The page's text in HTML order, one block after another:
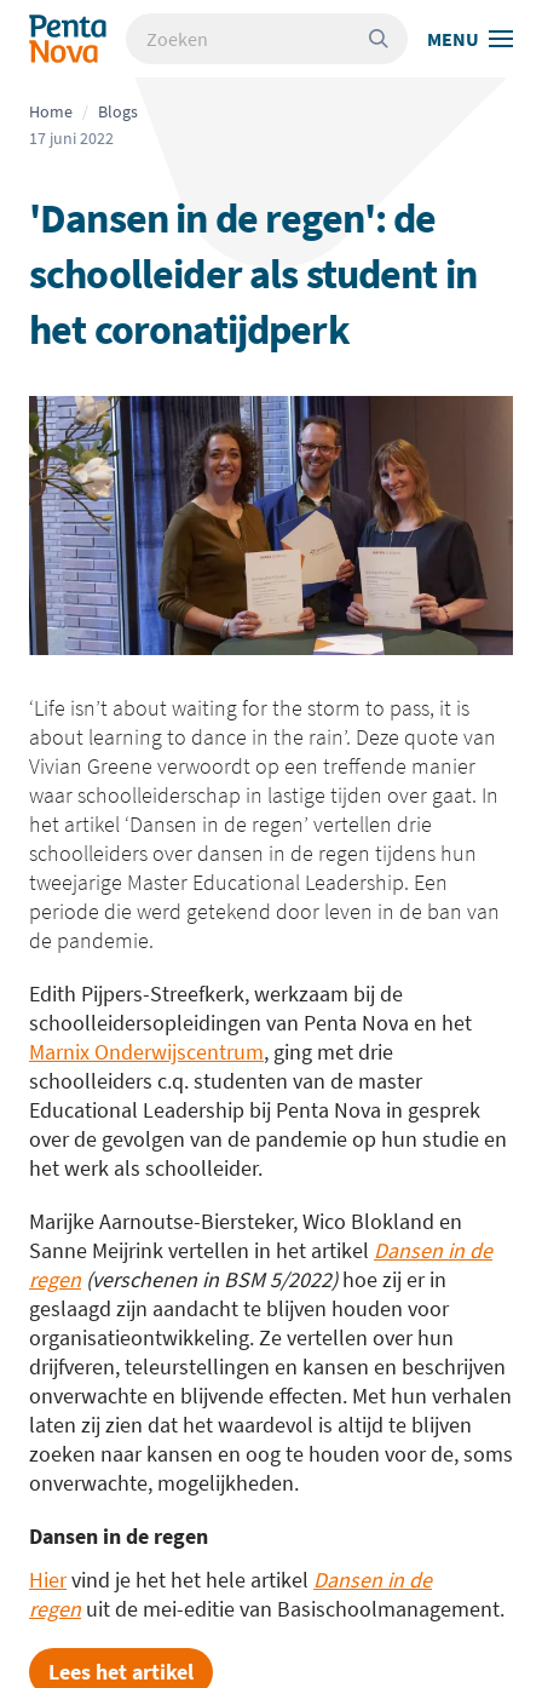
Overslaan
inhoud
Pentanova - Academie voor schoolleiderschap
Zoeken MENU
Home / Blogs
17 juni 2022
'Dansen in de regen': de
schoolleider als student in
het coronatijdperk
‘Life isn’t about waiting for the storm to pass, it is
about learning to dance in the rain’. Deze quote van
Vivian Greene verwoordt op een treffende manier
waar schoolleiderschap in lastige tijden over gaat. In
het artikel ‘Dansen in de regen’ vertellen drie
schoolleiders over dansen in de regen tijdens hun
tweejarige Master Educational Leadership. Een
periode die werd getekend door leven in de ban van
de pandemie.
Edith Pijpers-Streefkerk, werkzaam bij de
schoolleidersopleidingen van Penta Nova en het
Marnix Onderwijscentrum, ging met drie
schoolleiders c.q. studenten van de master
Educational Leadership bij Penta Nova in gesprek
over de gevolgen van de pandemie op hun studie en
het werk als schoolleider.
Marijke Aarnoutse-Biersteker, Wico Blokland en
Sanne Meijrink vertellen in het artikel Dansen in de
regen (verschenen in BSM 5/2022)hoe zij er in
geslaagd zijn aandacht te blijven houden voor
organisatieontwikkeling. Ze vertellen over hun
drijfveren, teleurstellingen en kansen en beschrijven
onverwachte en blijvende effecten. Met hun verhalen
laten zij zien dat het waardevol is altijd te blijven
zoeken naar kansen en oog te houden voor de, soms
onverwachte, mogelijkheden.
Dansen in de regen
Hiervind je het het hele artikel Dansen in de
regen uit de mei-editie van Basischoolmanagement.
Lees het artikel